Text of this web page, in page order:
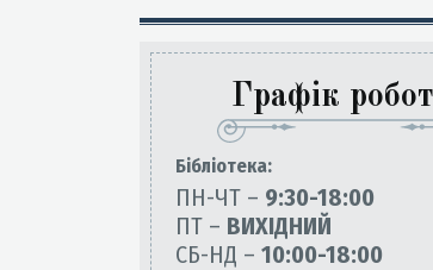
Графік
Бiблiотека:
ПН-ЧТ – 9:30-18:00
ПТ – ВИХІДНИЙ
СБ-НД – 10:00-18:00